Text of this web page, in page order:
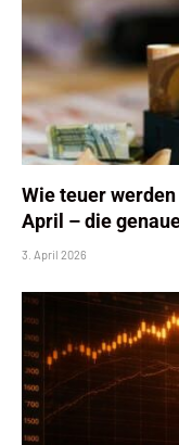
Wie teuer
April – die
3. April 2026